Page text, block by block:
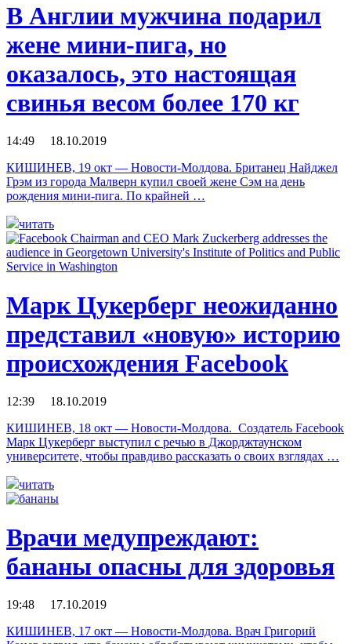
В Англии мужчина подарил
жене мини-пига, но
оказалось, это настоящая
свинья весом более 170 кг
14:49 18.10.2019
КИШИНЕВ, 19 окт — Новости-Молдова. Британец Найджел
Грэм из города Малверн купил своей жене Сэм на день
рождения мини-пига. По крайней …
читать
Марк Цукерберг неожиданно
представил «новую» историю
происхождения Facebook
12:39 18.10.2019
КИШИНЕВ, 18 окт — Новости-Молдова. Создатель Facebook
Марк Цукерберг выступил с речью в Джорджтаунском
университете, чтобы правдиво рассказать о своих взглядах …
читать
Врачи медупреждают:
бананы опасны для здоровья
19:48 17.10.2019
КИШИНЕВ, 17 окт — Новости-Молдова. Врач Григорий